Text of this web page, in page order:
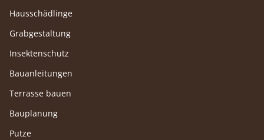
Hausschädlinge
Grabgestaltung
Insektenschutz
Bauanleitungen
Terrasse bauen
Bauplanung
Putze